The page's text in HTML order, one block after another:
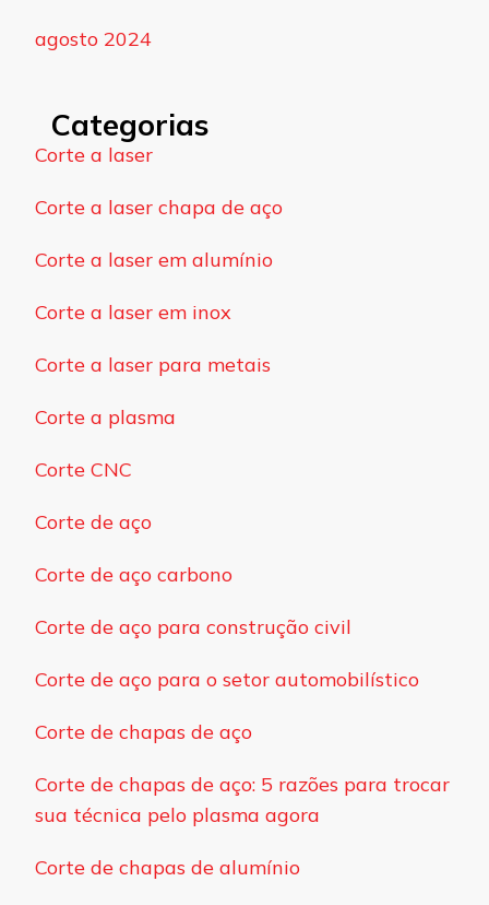
agosto 2024
Categorias
Corte a laser
Corte a laser chapa de aço
Corte a laser em alumínio
Corte a laser em inox
Corte a laser para metais
Corte a plasma
Corte CNC
Corte de aço
Corte de aço carbono
Corte de aço para construção civil
Corte de aço para o setor automobilístico
Corte de chapas de aço
Corte de chapas de aço: 5 razões para trocar
sua técnica pelo plasma agora
Corte de chapas de alumínio